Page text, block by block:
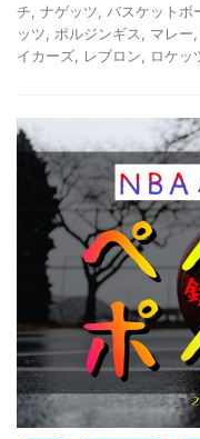
チ ナゲッツ バスケットボ
ッツ
ポルジンギス マレー
イカーズ
レブロン ロケッ